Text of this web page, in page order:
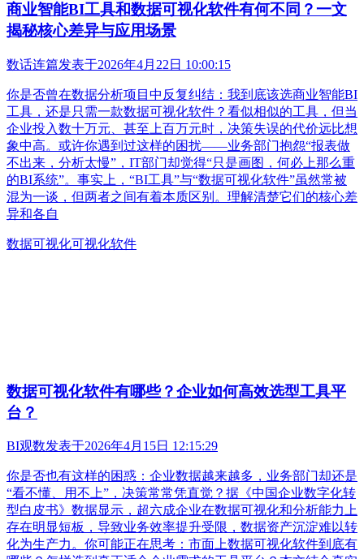
商业智能BI工具和数据可视化软件有何不同？一文
揭秘核心差异与应用场景
数话连篇发表于2026年4月22日 10:00:15
你是否曾在数据分析项目中反复纠结：我到底该选商业智能BI
工具，还是只需一款数据可视化软件？看似相似的工具，但当
企业投入数十万元、甚至上百万元时，决策失误的代价远比想
象中高。或许你遇到过这样的困扰——业务部门抱怨“报表做
不出来，分析太慢”，IT部门却觉得“只是画图，何必上那么重
的BI系统”。事实上，“BI工具”与“数据可视化软件”虽然常被
混为一谈，但两者之间有着本质区别。理解清楚它们的核心差
异和各自
数据可视化可视化软件
数据可视化软件有哪些？企业如何高效选型工具平
台？
BI观数发表于2026年4月15日 12:15:29
你是否也有这样的困惑：企业数据越来越多，业务部门却还是
“看不懂、用不上”，决策常常凭直觉？据《中国企业数字化转
型白皮书》数据显示，超六成企业在数据可视化和分析能力上
存在明显短板，导致业务效率提升受限，数据资产沉淀难以转
化为生产力。你可能正在思考：市面上数据可视化软件到底有